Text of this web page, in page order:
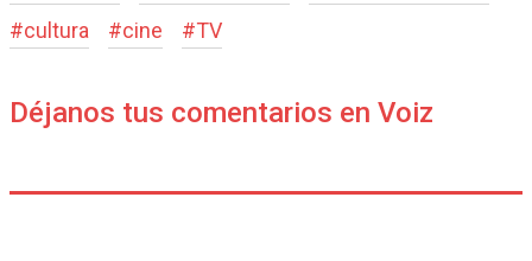
#cultura #cine #TV
Déjanos tus comentarios en Voiz